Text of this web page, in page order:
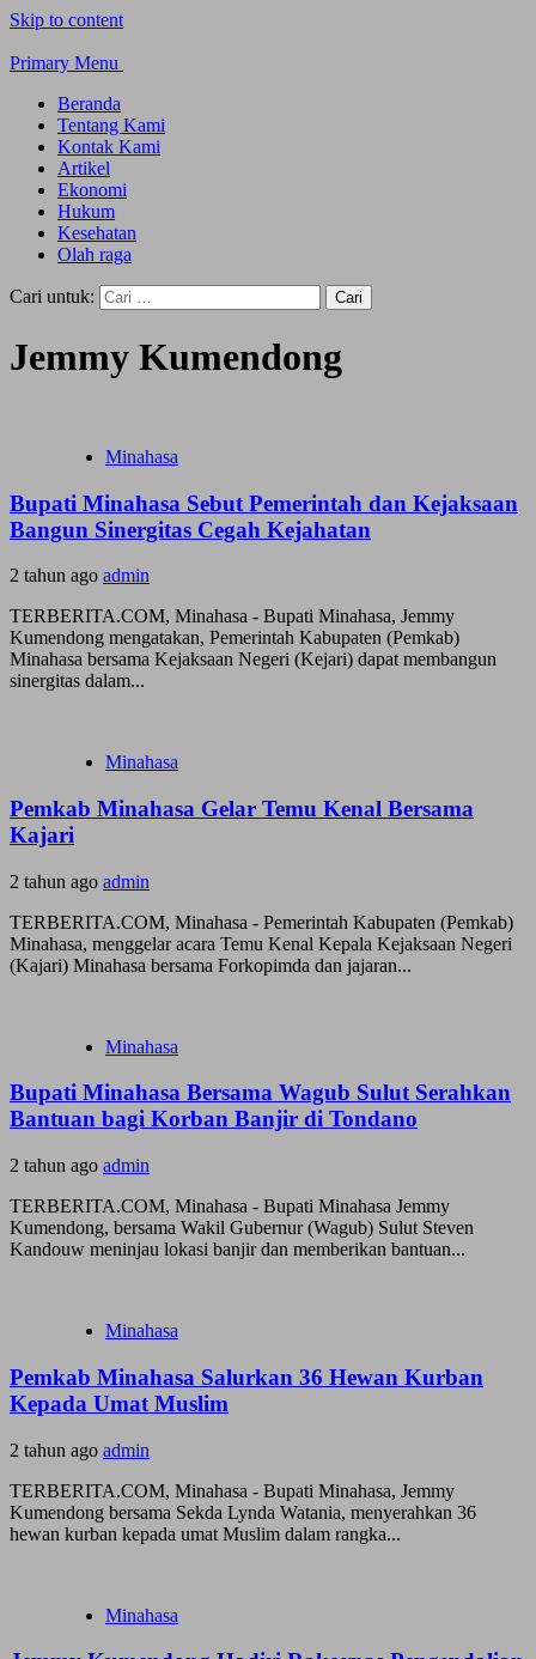
Skip to content
Primary Menu
Beranda
Tentang Kami
Kontak Kami
Artikel
Ekonomi
Hukum
Kesehatan
Olah raga
Cari untuk:
Jemmy Kumendong
Minahasa
Bupati Minahasa Sebut Pemerintah dan Kejaksaan
Bangun Sinergitas Cegah Kejahatan
2 tahun ago admin
TERBERITA.COM, Minahasa - Bupati Minahasa, Jemmy
Kumendong mengatakan, Pemerintah Kabupaten (Pemkab)
Minahasa bersama Kejaksaan Negeri (Kejari) dapat membangun
sinergitas dalam...
Minahasa
Pemkab Minahasa Gelar Temu Kenal Bersama
Kajari
2 tahun ago admin
TERBERITA.COM, Minahasa - Pemerintah Kabupaten (Pemkab)
Minahasa, menggelar acara Temu Kenal Kepala Kejaksaan Negeri
(Kajari) Minahasa bersama Forkopimda dan jajaran...
Minahasa
Bupati Minahasa Bersama Wagub Sulut Serahkan
Bantuan bagi Korban Banjir di Tondano
2 tahun ago admin
TERBERITA.COM, Minahasa - Bupati Minahasa Jemmy
Kumendong, bersama Wakil Gubernur (Wagub) Sulut Steven
Kandouw meninjau lokasi banjir dan memberikan bantuan...
Minahasa
Pemkab Minahasa Salurkan 36 Hewan Kurban
Kepada Umat Muslim
2 tahun ago admin
TERBERITA.COM, Minahasa - Bupati Minahasa, Jemmy
Kumendong bersama Sekda Lynda Watania, menyerahkan 36
hewan kurban kepada umat Muslim dalam rangka...
Minahasa